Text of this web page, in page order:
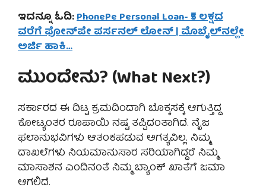
ಇದನ್ನೂ ಓದಿ:PhonePe Personal Loan- ₹5 ಲಕ್ಷದ
ವರೆಗೆ ಫೋನ್‌ಪೇ ಪರ್ಸನಲ್ ಲೋನ್ | ಮೊಬೈಲ್‌ನಲ್ಲೇ
ಅರ್ಜಿ ಹಾಕಿ…
ಮುಂದೇನು? (What Next?)
ಸರ್ಕಾರದ ಈ ದಿಟ್ಟ ಕ್ರಮದಿಂದಾಗಿ ಬೊಕ್ಕಸಕ್ಕೆ ಆಗುತ್ತಿದ್ದ
ಕೋಟ್ಯಂತರ ರೂಪಾಯಿ ನಷ್ಟ ತಪ್ಪಿದಂತಾಗಿದೆ. ನೈಜ
ಫಲಾನುಭವಿಗಳು ಆತಂಕಪಡುವ ಅಗತ್ಯವಿಲ್ಲ. ನಿಮ್ಮ
ದಾಖಲೆಗಳು ನಿಯಮಾನುಸಾರ ಸರಿಯಾಗಿದ್ದರೆ ನಿಮ್ಮ
ಮಾಸಾಶನ ಎಂದಿನಂತೆ ನಿಮ್ಮ ಬ್ಯಾಂಕ್ ಖಾತೆಗೆ ಜಮಾ
ಆಗಲಿದೆ.